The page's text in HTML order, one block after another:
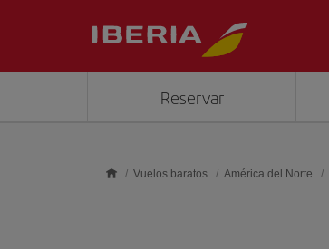
Reservar
Vuelos baratos América del Norte